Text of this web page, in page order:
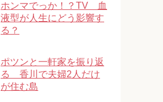
ホンマでっか！？TV 血
液型が人生にどう影響す
る？
ポツンと一軒家を振り返
る 香川で夫婦2人だけ
が住む島